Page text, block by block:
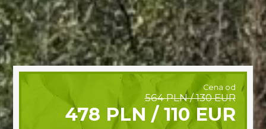
Cena od
564 PLN / 130 EUR
478 PLN / 110 EUR